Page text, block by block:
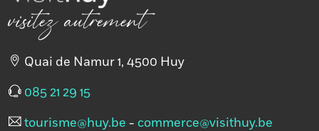
visitez autrement
Quai de Namur 1, 4500 Huy
085 21 29 15
tourisme@huy.be - commerce@visithuy.be